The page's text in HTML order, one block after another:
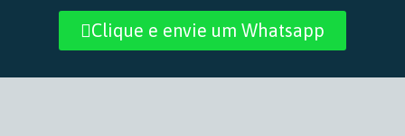
Clique e envie um Whatsapp